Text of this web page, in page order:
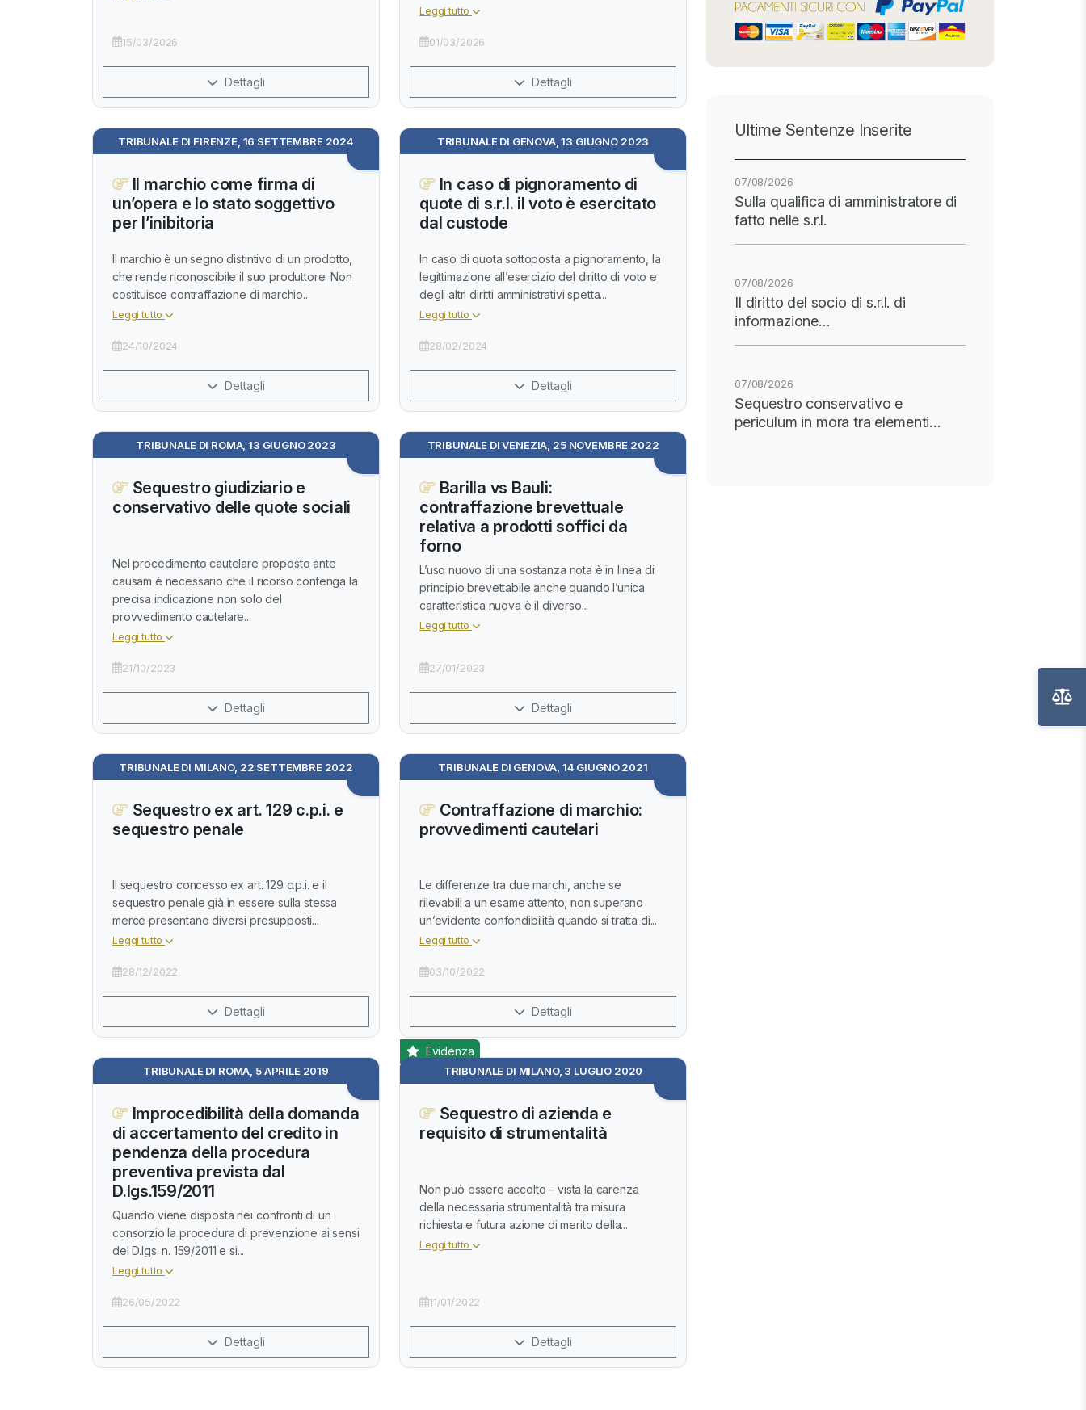
Ultime Sentenze Inserite
07/08/2026
Sulla qualifica di amministratore di
fatto nelle s.r.l.
07/08/2026
Il diritto del socio di s.r.l. di
informazione…
07/08/2026
Sequestro conservativo e
periculum in mora tra elementi…
15/03/2026
Dettagli
Leggi tutto
01/03/2026
Dettagli
TRIBUNALE DI FIRENZE, 16 SETTEMBRE 2024
Il marchio come firma di
un’opera e lo stato soggettivo
per l’inibitoria
Il marchio è un segno distintivo di un prodotto,
che rende riconoscibile il suo produttore. Non
costituisce contraffazione di marchio...
Leggi tutto
24/10/2024
Dettagli
TRIBUNALE DI GENOVA, 13 GIUGNO 2023
In caso di pignoramento di
quote di s.r.l. il voto è esercitato
dal custode
In caso di quota sottoposta a pignoramento, la
legittimazione all’esercizio del diritto di voto e
degli altri diritti amministrativi spetta...
Leggi tutto
28/02/2024
Dettagli
TRIBUNALE DI ROMA, 13 GIUGNO 2023
Sequestro giudiziario e
conservativo delle quote sociali
Nel procedimento cautelare proposto ante
causam è necessario che il ricorso contenga la
precisa indicazione non solo del
provvedimento cautelare...
Leggi tutto
21/10/2023
Dettagli
TRIBUNALE DI VENEZIA, 25 NOVEMBRE 2022
Barilla vs Bauli:
contraffazione brevettuale
relativa a prodotti soffici da
forno
L’uso nuovo di una sostanza nota è in linea di
principio brevettabile anche quando l’unica
caratteristica nuova è il diverso...
Leggi tutto
27/01/2023
Dettagli
TRIBUNALE DI MILANO, 22 SETTEMBRE 2022
Sequestro ex art. 129 c.p.i. e
sequestro penale
Il sequestro concesso ex art. 129 c.p.i. e il
sequestro penale già in essere sulla stessa
merce presentano diversi presupposti...
Leggi tutto
28/12/2022
Dettagli
TRIBUNALE DI GENOVA, 14 GIUGNO 2021
Contraffazione di marchio:
provvedimenti cautelari
Le differenze tra due marchi, anche se
rilevabili a un esame attento, non superano
un’evidente confondibilità quando si tratta di...
Leggi tutto
03/10/2022
Dettagli
TRIBUNALE DI ROMA, 5 APRILE 2019
Improcedibilità della domanda
di accertamento del credito in
pendenza della procedura
preventiva prevista dal
D.lgs.159/2011
Quando viene disposta nei confronti di un
consorzio la procedura di prevenzione ai sensi
del D.lgs. n. 159/2011 e si...
Leggi tutto
26/05/2022
Dettagli
TRIBUNALE DI MILANO, 3 LUGLIO 2020
Evidenza
Sequestro di azienda e
requisito di strumentalità
Non può essere accolto – vista la carenza
della necessaria strumentalità tra misura
richiesta e futura azione di merito della...
Leggi tutto
11/01/2022
Dettagli